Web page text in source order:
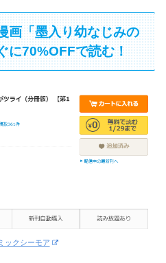
画「墨入り幼なじみの
に70%OFFで読む！
ックシーモア